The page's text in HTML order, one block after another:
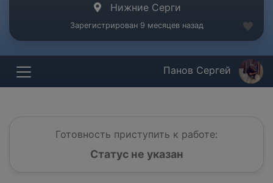
Нижние Серги
Зарегистрирован 9 месяцев назад
Панов Сергей
Готовность приступить к работе:
Статус не указан